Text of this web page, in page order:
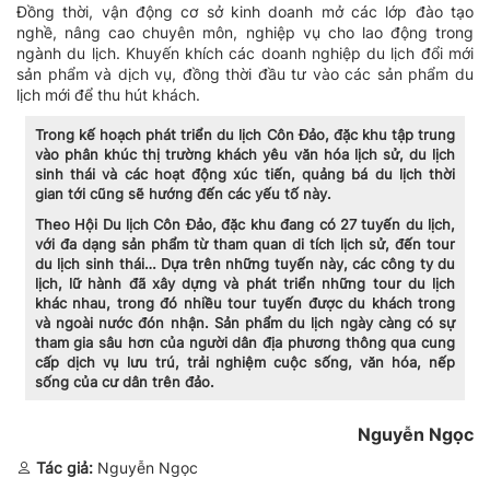
Đồng thời, vận động cơ sở kinh doanh mở các lớp đào tạo
nghề, nâng cao chuyên môn, nghiệp vụ cho lao động trong
ngành du lịch. Khuyến khích các doanh nghiệp du lịch đổi mới
sản phẩm và dịch vụ, đồng thời đầu tư vào các sản phẩm du
lịch mới để thu hút khách.
Trong kế hoạch phát triển du lịch Côn Đảo, đặc khu tập trung
vào phân khúc thị trường khách yêu văn hóa lịch sử, du lịch
sinh thái và các hoạt động xúc tiến, quảng bá du lịch thời
gian tới cũng sẽ hướng đến các yếu tố này.
Theo Hội Du lịch Côn Đảo, đặc khu đang có 27 tuyến du lịch,
với đa dạng sản phẩm từ tham quan di tích lịch sử, đến tour
du lịch sinh thái… Dựa trên những tuyến này, các công ty du
lịch, lữ hành đã xây dựng và phát triển những tour du lịch
khác nhau, trong đó nhiều tour tuyến được du khách trong
và ngoài nước đón nhận. Sản phẩm du lịch ngày càng có sự
tham gia sâu hơn của người dân địa phương thông qua cung
cấp dịch vụ lưu trú, trải nghiệm cuộc sống, văn hóa, nếp
sống của cư dân trên đảo.
Nguyễn Ngọc
Tác giả: Nguyễn Ngọc